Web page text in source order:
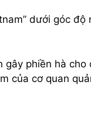
dưới góc
phiền hà cho
của cơ quan